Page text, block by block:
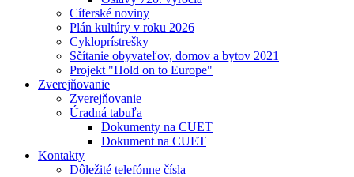
Cíferské noviny
Plán kultúry v roku 2026
Cykloprístrešky
Sčítanie obyvateľov, domov a bytov 2021
Projekt "Hold on to Europe"
Zverejňovanie
Zverejňovanie
Úradná tabuľa
Dokumenty na CUET
Dokument na CUET
Kontakty
Dôležité telefónne čísla